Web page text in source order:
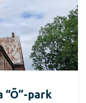
“Õ”-park